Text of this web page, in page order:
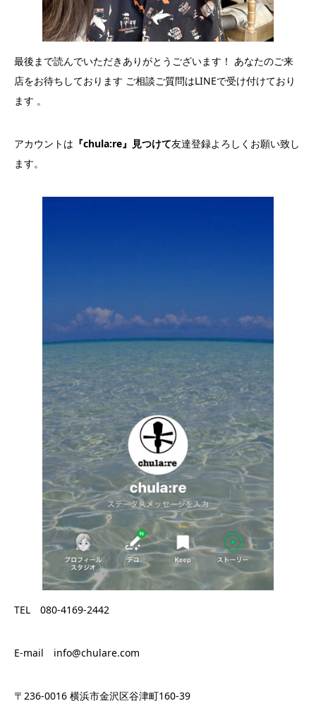
最後まで読んでいただきありがとうございます！ あなたのご来
店をお待ちしております ご相談ご質問はLINEで受け付けており
ます 。
アカウントは 『chula:re』見つけて友達登録よろしくお願い致し
ます。
TEL 080-4169-2442
E-mail info@chulare.com
〒236-0016 横浜市金沢区谷津町160-39